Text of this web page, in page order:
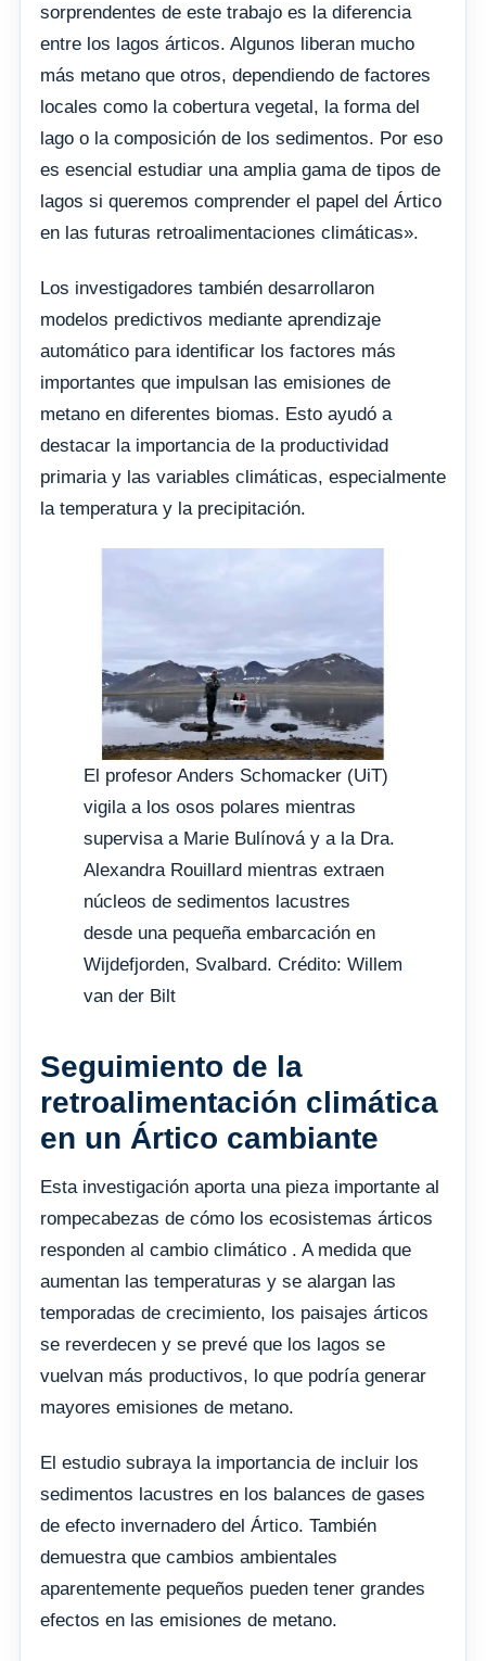
sorprendentes de este trabajo es la diferencia
entre los lagos árticos. Algunos liberan mucho
más metano que otros, dependiendo de factores
locales como la cobertura vegetal, la forma del
lago o la composición de los sedimentos. Por eso
es esencial estudiar una amplia gama de tipos de
lagos si queremos comprender el papel del Ártico
en las futuras retroalimentaciones climáticas».
Los investigadores también desarrollaron
modelos predictivos mediante aprendizaje
automático para identificar los factores más
importantes que impulsan las emisiones de
metano en diferentes biomas. Esto ayudó a
destacar la importancia de la productividad
primaria y las variables climáticas, especialmente
la temperatura y la precipitación.
El profesor Anders Schomacker (UiT)
vigila a los osos polares mientras
supervisa a Marie Bulínová y a la Dra.
Alexandra Rouillard mientras extraen
núcleos de sedimentos lacustres
desde una pequeña embarcación en
Wijdefjorden, Svalbard. Crédito: Willem
van der Bilt
Seguimiento de la
retroalimentación climática
en un Ártico cambiante
Esta investigación aporta una pieza importante al
rompecabezas de cómo los ecosistemas árticos
responden al cambio climático . A medida que
aumentan las temperaturas y se alargan las
temporadas de crecimiento, los paisajes árticos
se reverdecen y se prevé que los lagos se
vuelvan más productivos, lo que podría generar
mayores emisiones de metano.
El estudio subraya la importancia de incluir los
sedimentos lacustres en los balances de gases
de efecto invernadero del Ártico. También
demuestra que cambios ambientales
aparentemente pequeños pueden tener grandes
efectos en las emisiones de metano.